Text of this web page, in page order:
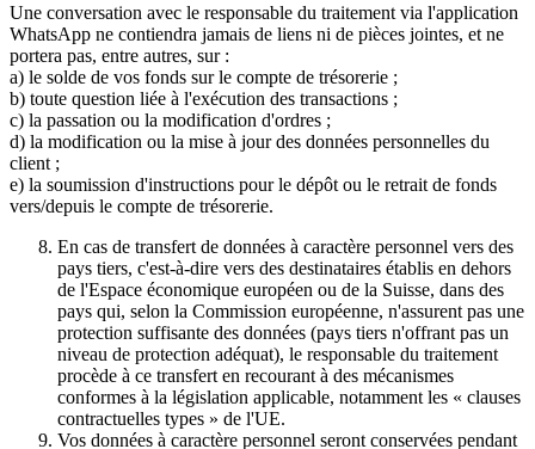
Une conversation avec le responsable du traitement via l'application
WhatsApp ne contiendra jamais de liens ni de pièces jointes, et ne
portera pas, entre autres, sur :
a) le solde de vos fonds sur le compte de trésorerie ;
b) toute question liée à l'exécution des transactions ;
c) la passation ou la modification d'ordres ;
d) la modification ou la mise à jour des données personnelles du
client ;
e) la soumission d'instructions pour le dépôt ou le retrait de fonds
vers/depuis le compte de trésorerie.
En cas de transfert de données à caractère personnel vers des
pays tiers, c'est-à-dire vers des destinataires établis en dehors
de l'Espace économique européen ou de la Suisse, dans des
pays qui, selon la Commission européenne, n'assurent pas une
protection suffisante des données (pays tiers n'offrant pas un
niveau de protection adéquat), le responsable du traitement
procède à ce transfert en recourant à des mécanismes
conformes à la législation applicable, notamment les « clauses
contractuelles types » de l'UE.
Vos données à caractère personnel seront conservées pendant